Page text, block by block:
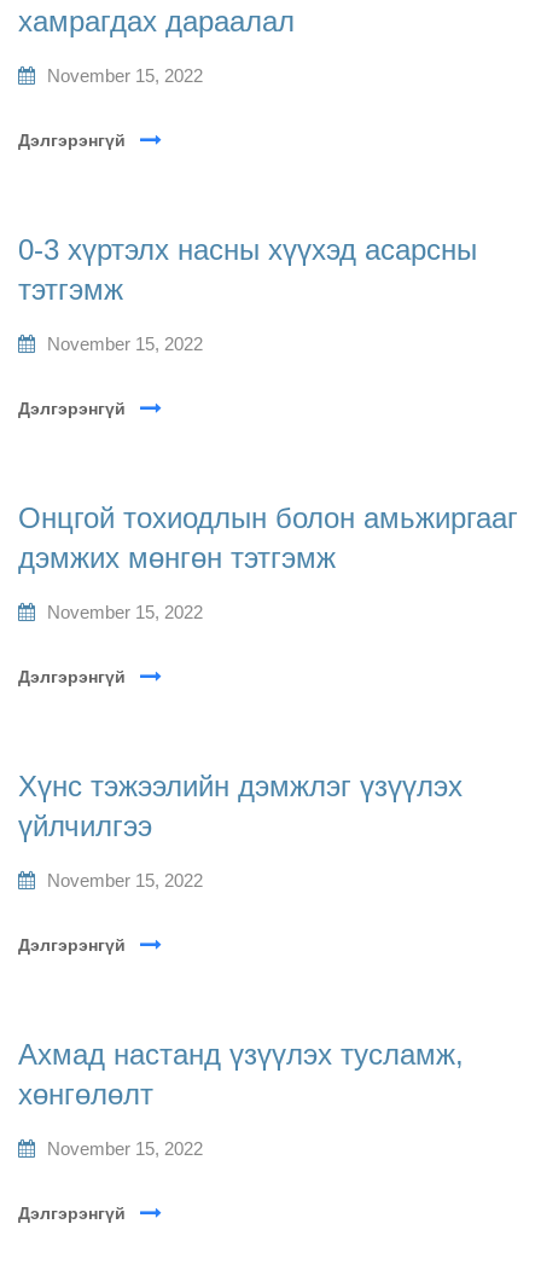
хамрагдах дараалал
November 15, 2022
Дэлгэрэнгүй
0-3 хүртэлх насны хүүхэд асарсны
тэтгэмж
November 15, 2022
Дэлгэрэнгүй
Онцгой тохиодлын болон амьжиргааг
дэмжих мөнгөн тэтгэмж
November 15, 2022
Дэлгэрэнгүй
Хүнс тэжээлийн дэмжлэг үзүүлэх
үйлчилгээ
November 15, 2022
Дэлгэрэнгүй
Ахмад настанд үзүүлэх тусламж,
хөнгөлөлт
November 15, 2022
Дэлгэрэнгүй